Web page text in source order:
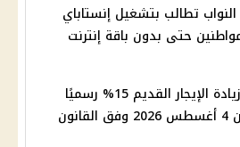
النواب تطالب بتشغيل إنستاباي
حتى بدون باقة إنترنت
تطبيق زيادة الإيجار القديم 15% رسميًا
بداية من 4 أغسطس 2026 وفق القانون